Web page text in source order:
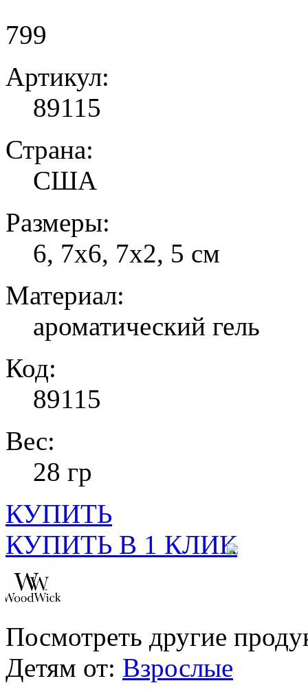
799
Артикул:
89115
Страна:
США
Размеры:
6, 7х6, 7х2, 5 см
Материал:
ароматический гель
Код:
89115
Вес:
28 гр
КУПИТЬ
КУПИТЬ В 1 КЛИК
Посмотреть другие
Детям от: Взрослые